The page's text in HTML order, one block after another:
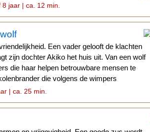
jaar | ca. 12 min.
Een vader gelooft de klachten
zijn dochter Akiko het huis uit. Van een wolf
die haar helpen betrouwbare mensen te
die volgens de wimpers
| ca. 25 min.